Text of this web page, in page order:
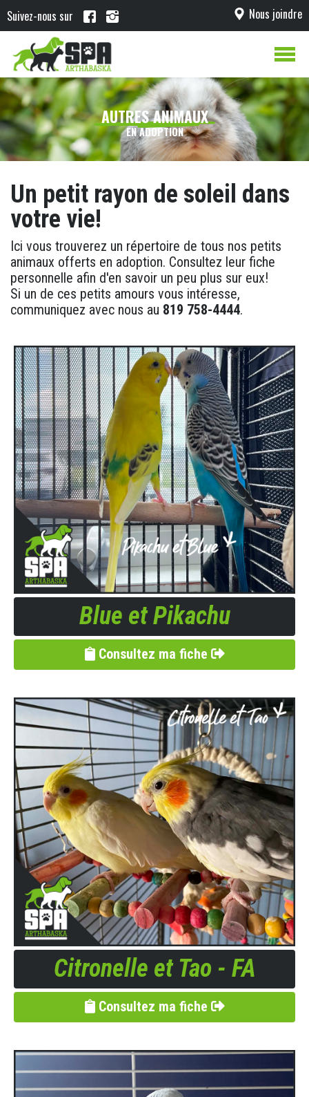
Suivez-nous sur Nous joindre
AUTRES ANIMAUX
EN ADOPTION
Un petit rayon de soleil dans
votre vie!
Ici vous trouverez un répertoire de tous nos petits
animaux offerts en adoption. Consultez leur fiche
personnelle afin d'en savoir un peu plus sur eux!
Si un de ces petits amours vous intéresse,
communiquez avec nous au 819 758-4444.
Blue et Pikachu
Consultez ma fiche
Citronelle et Tao - FA
Consultez ma fiche